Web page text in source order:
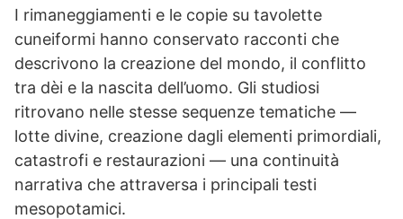
I rimaneggiamenti e le copie su tavolette
cuneiformi hanno conservato racconti che
descrivono la creazione del mondo, il conflitto
tra dèi e la nascita dell’uomo. Gli studiosi
ritrovano nelle stesse sequenze tematiche —
lotte divine, creazione dagli elementi primordiali,
catastrofi e restaurazioni — una continuità
narrativa che attraversa i principali testi
mesopotamici.